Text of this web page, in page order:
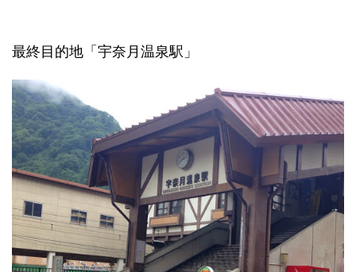
最終目的地「宇奈月温泉駅」